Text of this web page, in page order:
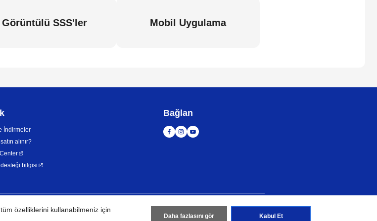
Görüntülü SSS'ler Mobil Uygulama
İndirmeler
alınır?
bilgisi
Bağlan
Kullanım Koşulları
özelliklerini kullanabilmeniz için
Daha fazlasını gör Kabul Et